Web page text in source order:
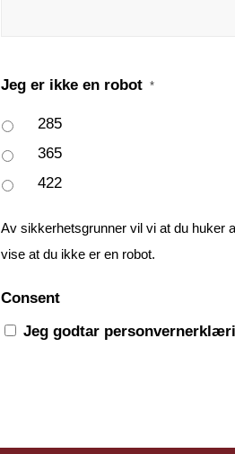
Jeg er ikke en robot *
285
365
422
Av sikkerhetsgrunner vil vi at du huker
vise at du ikke er en robot.
Consent
Jeg godtar